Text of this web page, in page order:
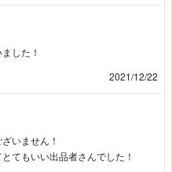
した！
2021/12/22
いません！
てもいい出品者さんでした！